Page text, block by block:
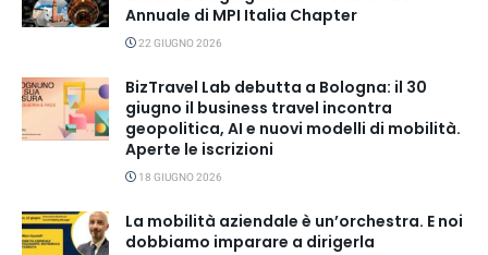
Annuale di MPI Italia Chapter
22 GIUGNO 2026
BizTravel Lab debutta a Bologna: il 30
giugno il business travel incontra
geopolitica, AI e nuovi modelli di mobilità.
Aperte le iscrizioni
18 GIUGNO 2026
La mobilità aziendale è un’orchestra. E noi
dobbiamo imparare a dirigerla